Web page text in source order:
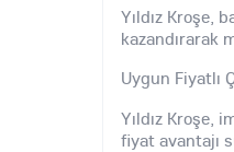
Yıldız Kroşe,
kazandırarak
Uygun Fiyatlı
Yıldız Kroşe,
fiyat avantajı